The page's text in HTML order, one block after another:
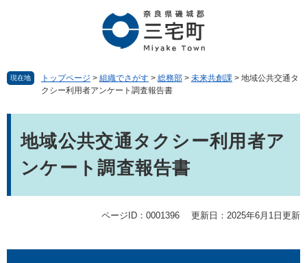
現在地 トップページ > 組織でさがす > 総務部 > 未来共創課 > 地域公共交通タ
クシー利用者アンケート調査報告書
地域公共交通タクシー利用者ア
ンケート調査報告書
ページID：0001396 更新日：2025年6月1日更新